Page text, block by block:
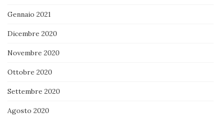
Gennaio 2021
Dicembre 2020
Novembre 2020
Ottobre 2020
Settembre 2020
Agosto 2020